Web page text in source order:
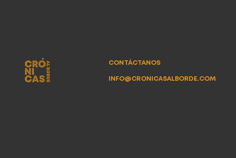
CONTÁCTANOS
INFO@CRONICASALBORDE.COM